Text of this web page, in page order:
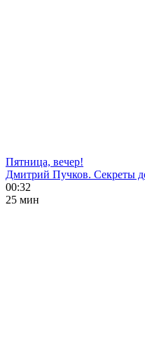
Пятница, вечер!
Дмитрий Пучков. Секреты
00:32
25 мин